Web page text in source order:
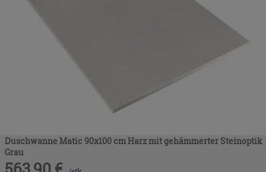
Duschwanne Matic 90x100 cm Harz mit gehämmerter Steinoptik
Grau